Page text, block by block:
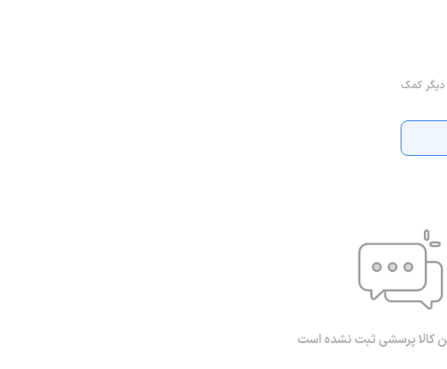
می دهد. در نهایت باید به قیمت مناسب
تبدیل می شود.
دیگر کمک
کالا پرسشی ثبت نشده است